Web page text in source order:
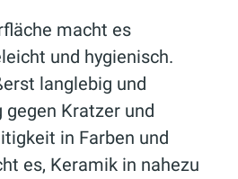
macht es
und hygienisch.
langlebig und
Kratzer und
in Farben und
es, Keramik in nahezu